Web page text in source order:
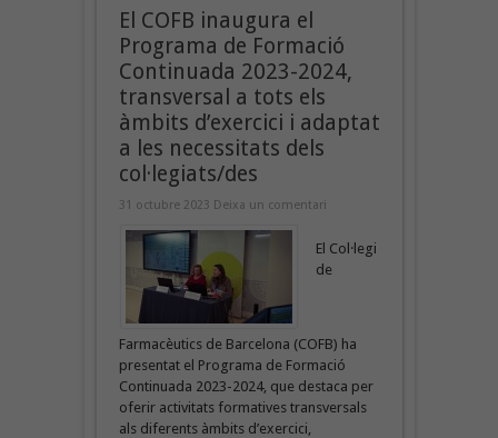
El COFB inaugura el
Programa de Formació
Continuada 2023-2024,
transversal a tots els
àmbits d’exercici i adaptat
a les necessitats dels
col·legiats/des
31 octubre 2023 Deixa un comentari
El Col·legi
de
Farmacèutics de Barcelona (COFB) ha
presentat el Programa de Formació
Continuada 2023-2024, que destaca per
oferir activitats formatives transversals
als diferents àmbits d’exercici,